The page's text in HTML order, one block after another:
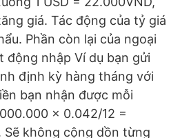
giá. Tác động của tỷ giá
Phần còn lại của ngoại
động nhập Ví dụ bạn gửi
định kỳ hàng tháng với
bạn nhận được mỗi
x 0.042/12 =
Sẽ không cộng dồn từng